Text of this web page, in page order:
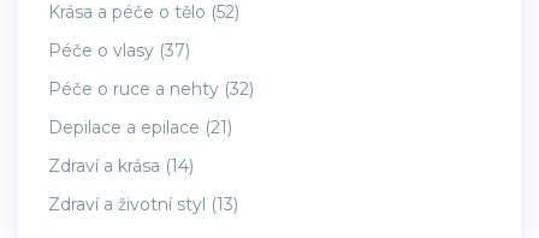
Krása a péče o tělo (52)
Péče o vlasy (37)
Péče o ruce a nehty (32)
Depilace a epilace (21)
Zdraví a krása (14)
Zdraví a životní styl (13)